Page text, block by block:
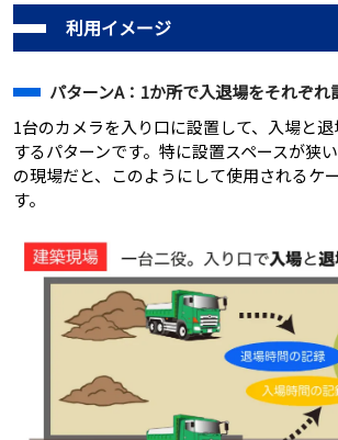
利用イメージ
パターンA：1か所で入退場をそれぞれ
1台のカメラを入り口に設置して、入場と
するパターンです。特に設置スペースが狭
の現場だと、このようにして使用されるケ
す。